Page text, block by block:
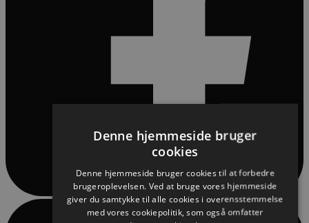
Denne hjemmeside bruger
cookies
Denne hjemmeside bruger cookies til at forbedre
brugeroplevelsen. Ved at bruge vores hjemmeside
giver du samtykke til alle cookies i overensstemmelse
med vores cookiepolitik, som også omfatter